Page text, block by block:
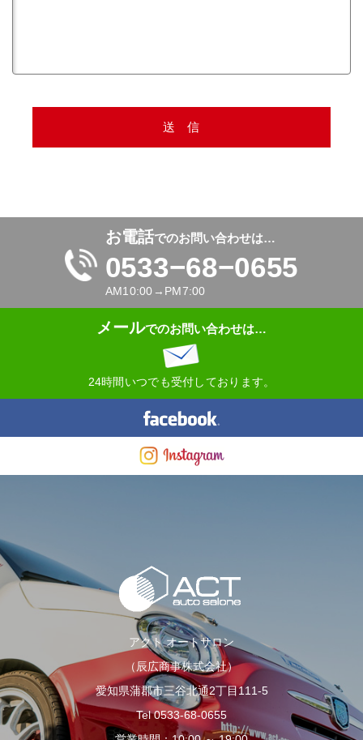
お電話でのお問い合わせは…
0533−68−0655
AM10:00→PM7:00
メールでのお問い合わせは…
24時間いつでも受付しております。
アクト オートサロン
（辰広商事株式会社）
愛知県蒲郡市三谷北通2丁目111-5
Tel 0533-68-0655